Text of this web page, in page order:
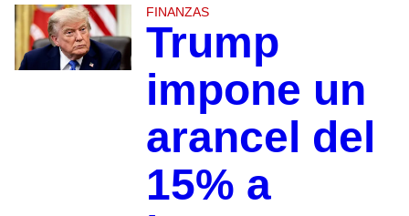
FINANZAS
Trump
impone un
arancel del
15% a